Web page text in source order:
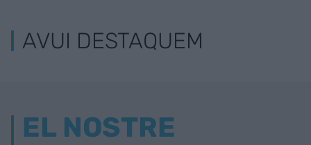
AVUI DESTAQUEM
EL NOSTRE